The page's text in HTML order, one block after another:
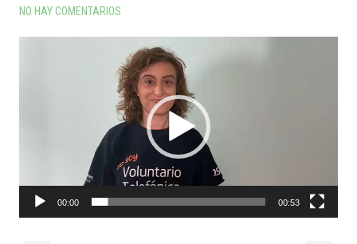
NO HAY COMENTARIOS
00:00 00:53